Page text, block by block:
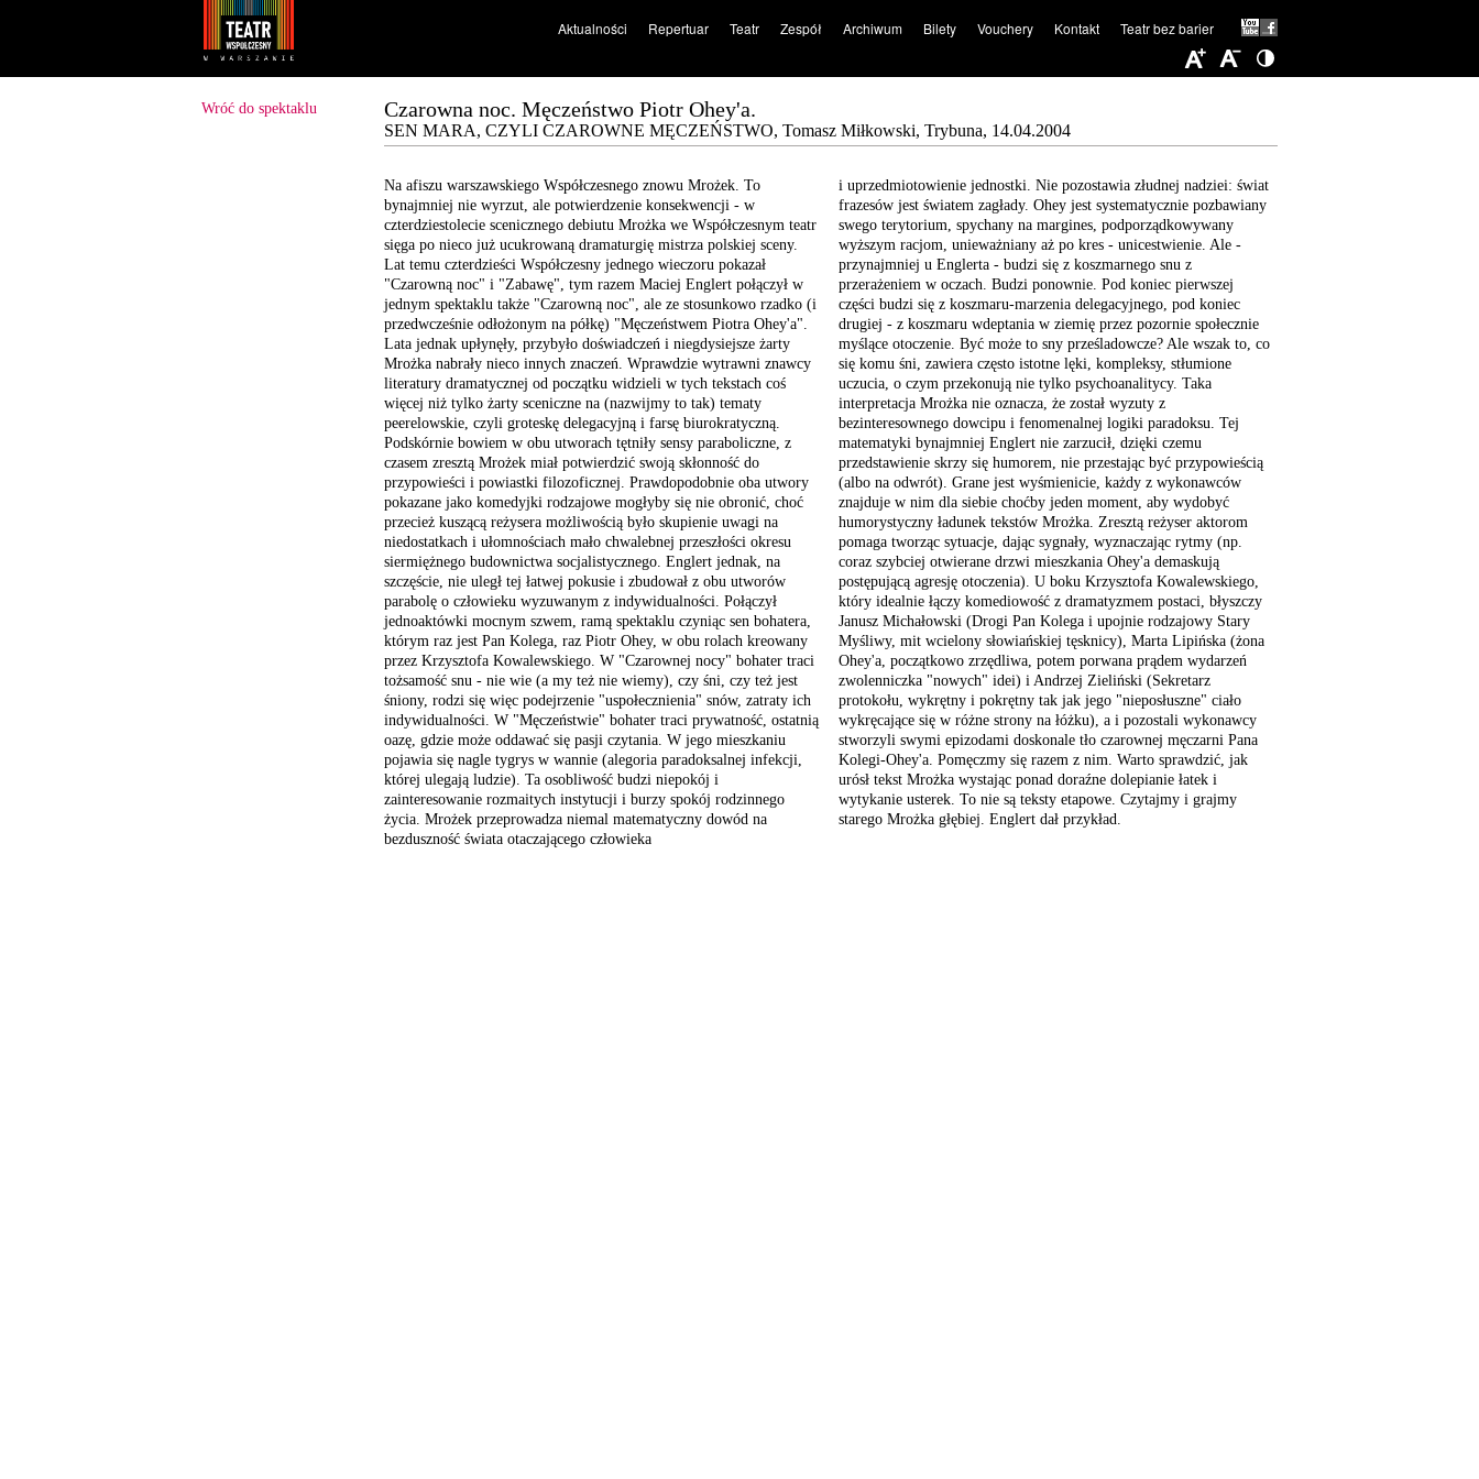
Aktualności Repertuar Teatr Zespół Archiwum Bilety Vouchery Kontakt Teatr bez barier
Wróć do spektaklu Czarowna noc. Męczeństwo Piotr Ohey'a.
SEN MARA, CZYLI CZAROWNE MĘCZEŃSTWO, Tomasz Miłkowski, Trybuna, 14.04.2004
Na afiszu warszawskiego Współczesnego znowu Mrożek. To
bynajmniej nie wyrzut, ale potwierdzenie konsekwencji - w
czterdziestolecie scenicznego debiutu Mrożka we Współczesnym teatr
sięga po nieco już ucukrowaną dramaturgię mistrza polskiej sceny.
Lat temu czterdzieści Współczesny jednego wieczoru pokazał
"Czarowną noc" i "Zabawę", tym razem Maciej Englert połączył w
jednym spektaklu także "Czarowną noc", ale ze stosunkowo rzadko (i
przedwcześnie odłożonym na półkę) "Męczeństwem Piotra Ohey'a".
Lata jednak upłynęły, przybyło doświadczeń i niegdysiejsze żarty
Mrożka nabrały nieco innych znaczeń. Wprawdzie wytrawni znawcy
literatury dramatycznej od początku widzieli w tych tekstach coś
więcej niż tylko żarty sceniczne na (nazwijmy to tak) tematy
peerelowskie, czyli groteskę delegacyjną i farsę biurokratyczną.
Podskórnie bowiem w obu utworach tętniły sensy paraboliczne, z
czasem zresztą Mrożek miał potwierdzić swoją skłonność do
przypowieści i powiastki filozoficznej. Prawdopodobnie oba utwory
pokazane jako komedyjki rodzajowe mogłyby się nie obronić, choć
przecież kuszącą reżysera możliwością było skupienie uwagi na
niedostatkach i ułomnościach mało chwalebnej przeszłości okresu
siermiężnego budownictwa socjalistycznego. Englert jednak, na
szczęście, nie uległ tej łatwej pokusie i zbudował z obu utworów
parabolę o człowieku wyzuwanym z indywidualności. Połączył
jednoaktówki mocnym szwem, ramą spektaklu czyniąc sen bohatera,
którym raz jest Pan Kolega, raz Piotr Ohey, w obu rolach kreowany
przez Krzysztofa Kowalewskiego. W "Czarownej nocy" bohater traci
tożsamość snu - nie wie (a my też nie wiemy), czy śni, czy też jest
śniony, rodzi się więc podejrzenie "uspołecznienia" snów, zatraty ich
indywidualności. W "Męczeństwie" bohater traci prywatność, ostatnią
oazę, gdzie może oddawać się pasji czytania. W jego mieszkaniu
pojawia się nagle tygrys w wannie (alegoria paradoksalnej infekcji,
której ulegają ludzie). Ta osobliwość budzi niepokój i
zainteresowanie rozmaitych instytucji i burzy spokój rodzinnego
życia. Mrożek przeprowadza niemal matematyczny dowód na
bezduszność świata otaczającego człowieka
i uprzedmiotowienie jednostki. Nie pozostawia złudnej nadziei: świat
frazesów jest światem zagłady. Ohey jest systematycznie pozbawiany
swego terytorium, spychany na margines, podporządkowywany
wyższym racjom, unieważniany aż po kres - unicestwienie. Ale -
przynajmniej u Englerta - budzi się z koszmarnego snu z
przerażeniem w oczach. Budzi ponownie. Pod koniec pierwszej
części budzi się z koszmaru-marzenia delegacyjnego, pod koniec
drugiej - z koszmaru wdeptania w ziemię przez pozornie społecznie
myślące otoczenie. Być może to sny prześladowcze? Ale wszak to, co
się komu śni, zawiera często istotne lęki, kompleksy, stłumione
uczucia, o czym przekonują nie tylko psychoanalitycy. Taka
interpretacja Mrożka nie oznacza, że został wyzuty z
bezinteresownego dowcipu i fenomenalnej logiki paradoksu. Tej
matematyki bynajmniej Englert nie zarzucił, dzięki czemu
przedstawienie skrzy się humorem, nie przestając być przypowieścią
(albo na odwrót). Grane jest wyśmienicie, każdy z wykonawców
znajduje w nim dla siebie choćby jeden moment, aby wydobyć
humorystyczny ładunek tekstów Mrożka. Zresztą reżyser aktorom
pomaga tworząc sytuacje, dając sygnały, wyznaczając rytmy (np.
coraz szybciej otwierane drzwi mieszkania Ohey'a demaskują
postępującą agresję otoczenia). U boku Krzysztofa Kowalewskiego,
który idealnie łączy komediowość z dramatyzmem postaci, błyszczy
Janusz Michałowski (Drogi Pan Kolega i upojnie rodzajowy Stary
Myśliwy, mit wcielony słowiańskiej tęsknicy), Marta Lipińska (żona
Ohey'a, początkowo zrzędliwa, potem porwana prądem wydarzeń
zwolenniczka "nowych" idei) i Andrzej Zieliński (Sekretarz
protokołu, wykrętny i pokrętny tak jak jego "nieposłuszne" ciało
wykręcające się w różne strony na łóżku), a i pozostali wykonawcy
stworzyli swymi epizodami doskonale tło czarownej męczarni Pana
Kolegi-Ohey'a. Pomęczmy się razem z nim. Warto sprawdzić, jak
urósł tekst Mrożka wystając ponad doraźne dolepianie łatek i
wytykanie usterek. To nie są teksty etapowe. Czytajmy i grajmy
starego Mrożka głębiej. Englert dał przykład.